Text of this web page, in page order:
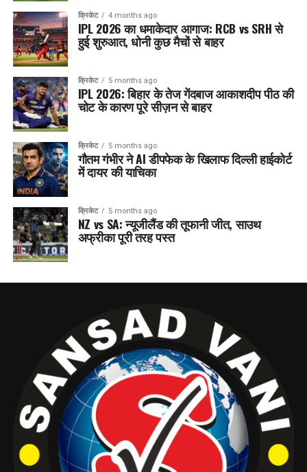
क्रिकेट 4 months ago
IPL 2026 का धमाकेदार आगाज: RCB vs SRH से
हुई शुरुआत, धोनी कुछ मैचों से बाहर
क्रिकेट 5 months ago
IPL 2026: बिहार के तेज गेंदबाज आकाशदीप पीठ की
चोट के कारण पूरे सीज़न से बाहर
क्रिकेट 5 months ago
गौतम गंभीर ने AI डीपफेक के खिलाफ दिल्ली हाईकोर्ट
में दायर की याचिका
क्रिकेट 5 months ago
NZ vs SA: न्यूजीलैंड की तूफानी जीत, साउथ
अफ्रीका पूरी तरह पस्त